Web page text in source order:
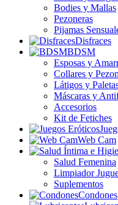
Bodies y Mallas
Pezoneras
Pijamas
Disfraces
BDSM
Esposas y
Collares y
Látigos y
Máscaras y
Accesorios
Kit de Fetiches
Web Cam
Salud Femenina
Limpiador
Suplementos
Condones